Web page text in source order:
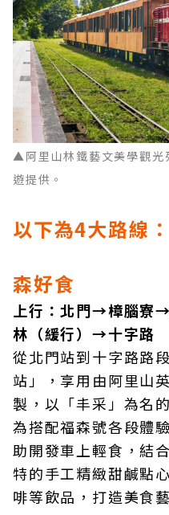
▲阿里山林鐵藝文美學觀光
遊提供。
以下為4大路線：
森好食
上行：北門→樟腦寮
林（緩行）→十字路
從北門站到十字路路
站」，享用由阿里山
製，以「丰采」為名
為搭配福森號各段體
助開發車上輕食，結
特的手工精緻甜鹹點
啡等飲品，打造美食